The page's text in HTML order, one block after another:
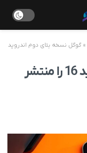
» گوگل نسخه بتای دوم اندروید
گوگل نسخه بتای دوم اندروید 16 را منتشر